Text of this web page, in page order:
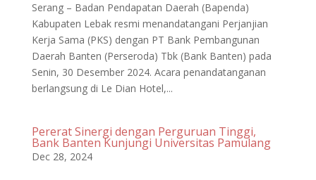
Serang – Badan Pendapatan Daerah (Bapenda)
Kabupaten Lebak resmi menandatangani Perjanjian
Kerja Sama (PKS) dengan PT Bank Pembangunan
Daerah Banten (Perseroda) Tbk (Bank Banten) pada
Senin, 30 Desember 2024. Acara penandatanganan
berlangsung di Le Dian Hotel,...
Pererat Sinergi dengan Perguruan Tinggi,
Bank Banten Kunjungi Universitas Pamulang
Dec 28, 2024